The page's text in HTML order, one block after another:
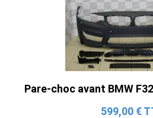
Pare-choc avant BMW
599,00 €